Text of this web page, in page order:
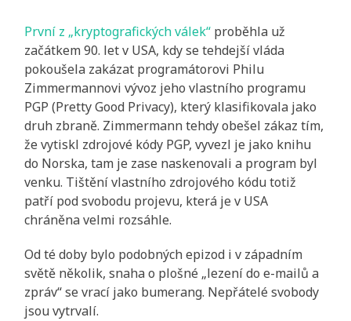
První z „kryptografických válek“ proběhla už
začátkem 90. let v USA, kdy se tehdejší vláda
pokoušela zakázat programátorovi Philu
Zimmermannovi vývoz jeho vlastního programu
PGP (Pretty Good Privacy), který klasifikovala jako
druh zbraně. Zimmermann tehdy obešel zákaz tím,
že vytiskl zdrojové kódy PGP, vyvezl je jako knihu
do Norska, tam je zase naskenovali a program byl
venku. Tištění vlastního zdrojového kódu totiž
patří pod svobodu projevu, která je v USA
chráněna velmi rozsáhle.
Od té doby bylo podobných epizod i v západním
světě několik, snaha o plošné „lezení do e-mailů a
zpráv“ se vrací jako bumerang. Nepřátelé svobody
jsou vytrvalí.